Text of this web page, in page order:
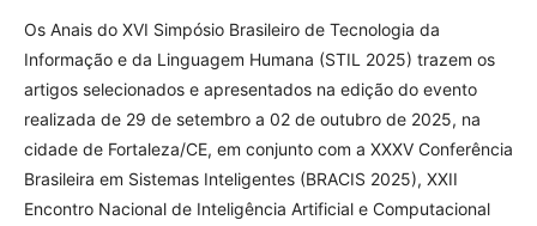
Os Anais do XVI Simpósio Brasileiro de Tecnologia da
Informação e da Linguagem Humana (STIL 2025) trazem os
artigos selecionados e apresentados na edição do evento
realizada de 29 de setembro a 02 de outubro de 2025, na
cidade de Fortaleza/CE, em conjunto com a XXXV Conferência
Brasileira em Sistemas Inteligentes (BRACIS 2025), XXII
Encontro Nacional de Inteligência Artificial e Computacional